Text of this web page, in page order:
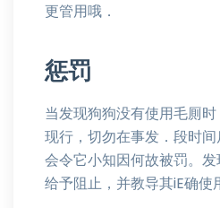
更管用哦．
惩罚
当发现狗狗没有使用毛厠
现行，切勿在事发．段时
会令它小知因何故被罚。
给予阻止，并教导其iE确使